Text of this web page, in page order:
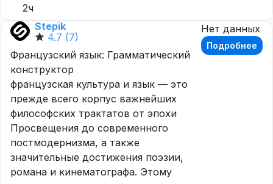
2ч
Stepik
4.7 (7)
Французский язык: Грамматический
конструктор
французская культура и язык — это
прежде всего корпус важнейших
философских трактатов от эпохи
Просвещения до современного
постмодернизма, а также
значительные достижения поэзии,
романа и кинематографа. Этому
Нет данных
Подробнее